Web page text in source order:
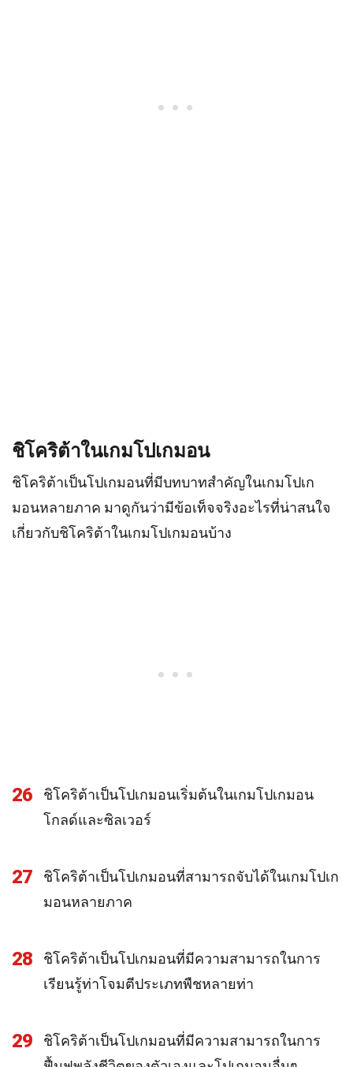
ชิโคริต้าในเกมโปเกมอน
ชิโคริต้าเป็นโปเกมอนที่มีบทบาทสำคัญในเกมโปเก
มอนหลายภาค มาดูกันว่ามีข้อเท็จจริงอะไรที่น่าสนใจ
เกี่ยวกับชิโคริต้าในเกมโปเกมอนบ้าง
26
ชิโคริต้าเป็นโปเกมอนเริ่มต้นในเกมโปเกมอน
โกลด์และซิลเวอร์
27
ชิโคริต้าเป็นโปเกมอนที่สามารถจับได้ในเกมโปเก
มอนหลายภาค
28
ชิโคริต้าเป็นโปเกมอนที่มีความสามารถในการ
เรียนรู้ท่าโจมตีประเภทพืชหลายท่า
29
ชิโคริต้าเป็นโปเกมอนที่มีความสามารถในการ